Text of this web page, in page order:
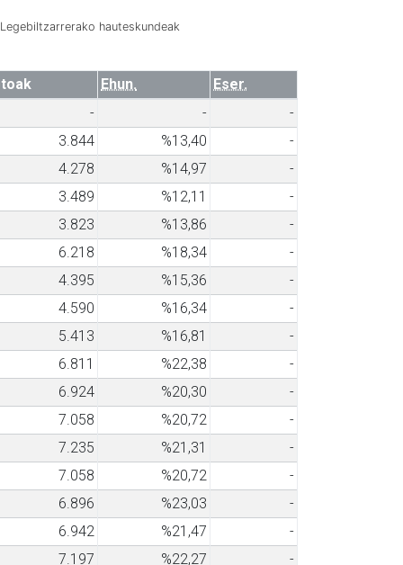
hauteskundeak
Ehun.
Eser.
- -
-
3.844 %13,40
-
4.278 %14,97
-
3.489 %12,11
-
3.823 %13,86
-
6.218 %18,34
-
4.395 %15,36
-
4.590 %16,34
-
5.413 %16,81
-
6.811 %22,38
-
6.924 %20,30
-
7.058 %20,72
-
7.235 %21,31
-
7.058 %20,72
-
6.896 %23,03
-
6.942 %21,47
-
7.197 %22,27
-